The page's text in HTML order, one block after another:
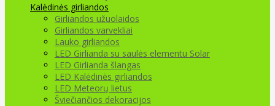
Kalėdinės girliandos
Girliandos užuolaidos
Girliandos varvekliai
Lauko girliandos
LED Girlianda su saulės elementu Solar
LED Girlianda šlangas
LED Kalėdinės girliandos
LED Meteorų lietus
Šviečiančios dekoracijos